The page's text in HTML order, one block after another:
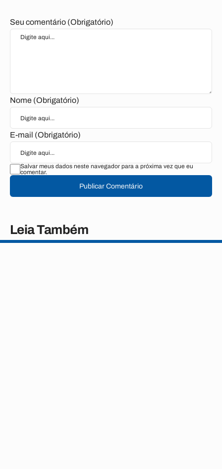
Seu comentário (Obrigatório)
Nome (Obrigatório)
E-mail (Obrigatório)
Salvar meus dados neste navegador para a próxima vez que eu
comentar.
Publicar Comentário
Leia Também